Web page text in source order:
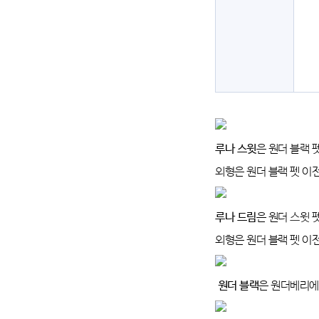
루나 스윗은 원더 블랙
외형은 원더 블랙 펫 이
루나 드림은 원더 스윗
외형은 원더 블랙 펫 이
원더 블랙은 원더베리